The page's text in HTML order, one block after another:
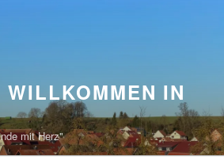
WILLKOMMEN IN
mit Herz"